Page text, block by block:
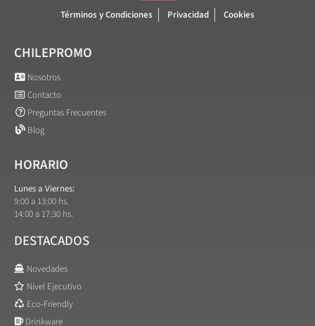
Términos y Condiciones Privacidad Cookies
CHILEPROMO
Nosotros
Contacto
Preguntas Frecuentes
Blog
HORARIO
Lunes a Viernes:
9:00 a 13:00 hs.
14:00 a 17:30 hs.
DESTACADOS
Novedades
Nivel Ejecutivo
Eco-Friendly
Drinkware